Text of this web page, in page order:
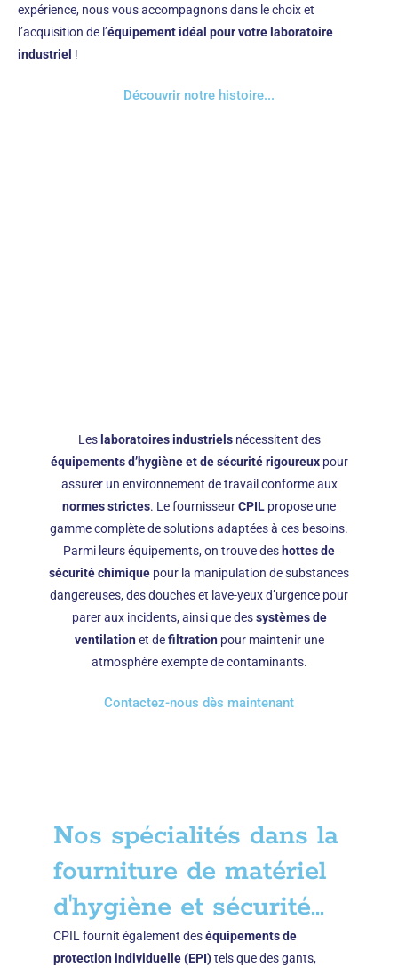
expérience, nous vous accompagnons dans le choix et
l’acquisition de l’équipement idéal pour votre laboratoire
industriel !
Découvrir notre histoire...
Leslaboratoires industrielsnécessitent des
équipements d’hygiène et de sécurité rigoureuxpour
assurer un environnement de travail conforme aux
normes strictes. Le fournisseurCPIL propose une
gamme complète de solutions adaptées à ces besoins.
Parmi leurs équipements, on trouve des hottes de
sécurité chimique pour la manipulation de substances
dangereuses, des douches et lave-yeux d’urgence pour
parer aux incidents, ainsi que dessystèmes de
ventilationet defiltrationpour maintenir une
atmosphère exempte de contaminants.
Contactez-nous dès maintenant
Nos spécialités dans la
fourniture de matériel
d'hygiène et sécurité...
CPIL fournit également deséquipements de
protection individuelle (EPI)tels que des gants,